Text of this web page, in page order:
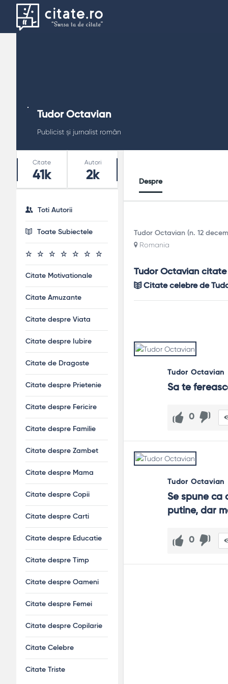
Tudor Octavian
Publicist și jurnalist român
Despre
Tudor Octavian (n. 12
Romania
Tudor Octavian citate
Citate celebre de
Tudor Octavian
Sa te
0
Tudor Octavian
Se spune ca
putine, dar
0
Stats
Citate
41k
Autori
2k
Toti Autorii
Toate Subiectele
Citate Motivationale
Citate Amuzante
Citate despre Viata
Citate despre Iubire
Citate de Dragoste
Citate despre Prietenie
Citate despre Fericire
Citate despre Familie
Citate despre Zambet
Citate despre Mama
Citate despre Copii
Citate despre Carti
Citate despre Educatie
Citate despre Timp
Citate despre Oameni
Citate despre Femei
Citate despre Copilarie
Citate Celebre
Citate Triste